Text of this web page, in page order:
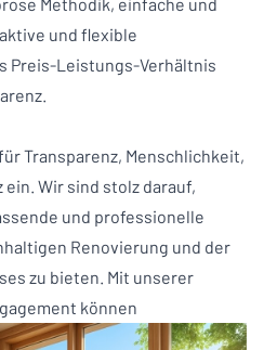
und flexible
Preis-Leistungs-Verhältnis
Transparenz, Menschlichkeit,
Wir sind stolz darauf,
und professionelle
Renovierung und der
zu bieten. Mit unserer
können